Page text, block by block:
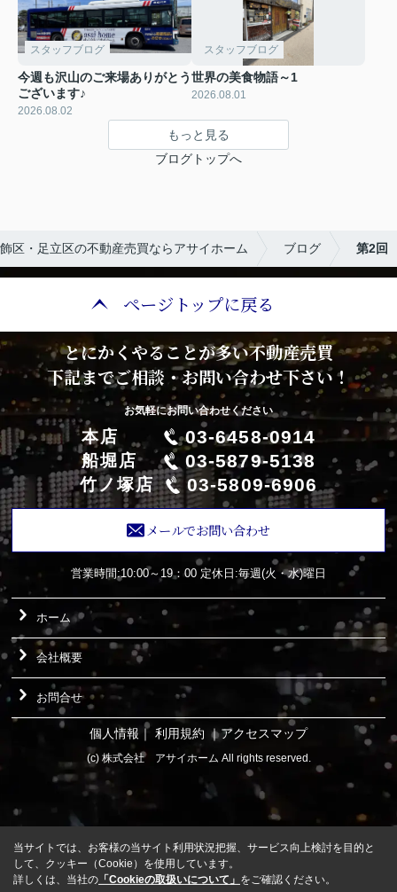
スタッフブログ
今週も沢山のご来場ありがとう
ございます♪
2026.08.02
スタッフブログ
世界の美食物語～1
2026.08.01
もっと見る
ブログトップへ
区・足立区の不動産売買ならアサイホーム ブログ 第2回
ページトップに戻る
とにかくやることが多い不動産売買
下記までご相談・お問い合わせ下さい！
お気軽にお問い合わせください
本店 03-6458-0914
船堀店 03-5879-5138
竹ノ塚店 03-5809-6906
メールでお問い合わせ
営業時間:10:00～19：00 定休日:毎週(火・水)曜日
ホーム
会社概要
お問合せ
個人情報 ｜ 利用規約 ｜アクセスマップ
(c) 株式会社 アサイホーム All rights reserved.
当サイトでは、お客様の当サイト利用状況把握、サービス向上検討を目的と
して、クッキー（Cookie）を使用しています。
詳しくは、当社の 「Cookieの取扱いについて」 をご確認ください。